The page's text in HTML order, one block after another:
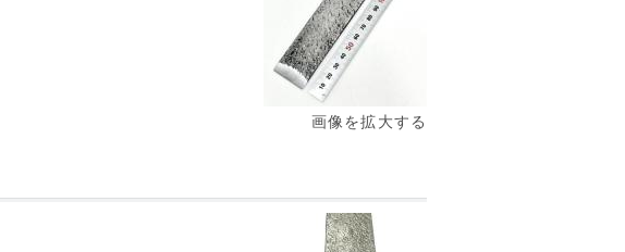
画像を拡大する